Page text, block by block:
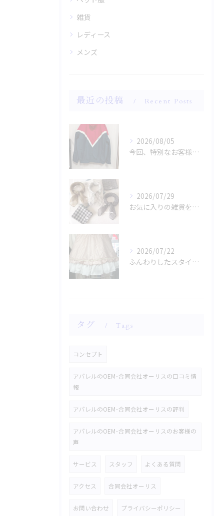
雑貨
レディース
メンズ
最近の投稿 Recent Posts
2026/08/05
今回、特別なお客様のためにファッションショー用のサンプルを手...
2026/07/29
お気に入りの雑貨をお探しですか？
2026/07/22
ふんわりしたスタイルに魅了されませんか？
タグ Tags
コンセプト
アパレルのOEM･合同会社オーリスの口コミ情
報
アパレルのOEM･合同会社オーリスの評判
アパレルのOEM･合同会社オーリスのお客様の
声
サービス スタッフ よくある質問
アクセス 合同会社オーリス
お問い合わせ プライバシーポリシー